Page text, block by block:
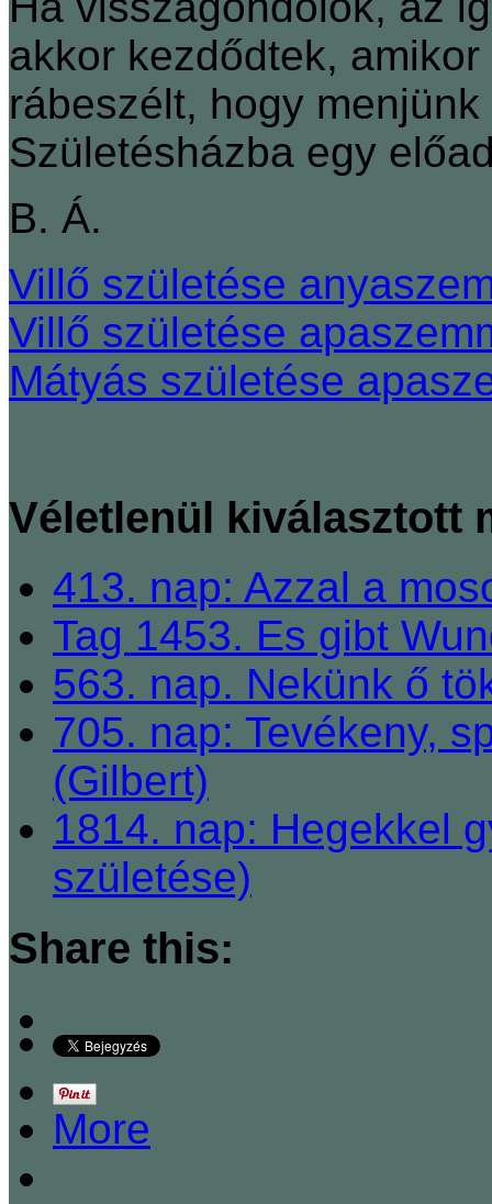
akkor kezdődtek,
rábeszélt, hogy
Születésházba egy
B. Á.
Villő születése
Villő születése
Mátyás születése
Véletlenül kiválasztott
413. nap: Azzal a
Tag 1453. Es gibt
563. nap. Nekünk ő
705. nap: Tevékeny,
(Gilbert)
1814. nap: Hegekkel
születése)
Share this:
More